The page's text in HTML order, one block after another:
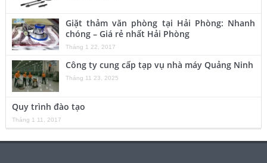
Giặt thảm văn phòng tại Hải Phòng: Nhanh
chóng – Giá rẻ nhất Hải Phòng
Tháng 1 22, 2017
Công ty cung cấp tạp vụ nhà máy Quảng Ninh
Tháng 11 23, 2025
Quy trình đào tạo
Tháng 1 11, 2017